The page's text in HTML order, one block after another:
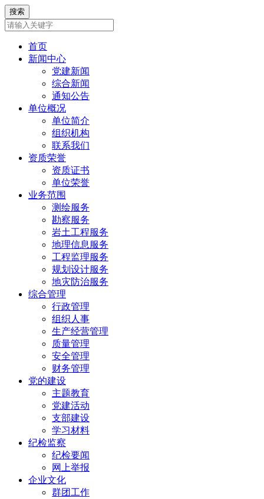
首页
新闻中心
党建新闻
综合新闻
通知公告
单位概况
单位简介
组织机构
联系我们
资质荣誉
资质证书
单位荣誉
业务范围
测绘服务
勘察服务
岩土工程服务
地理信息服务
工程监理服务
规划设计服务
地灾防治服务
综合管理
行政管理
组织人事
生产经营管理
质量管理
安全管理
财务管理
党的建设
主题教育
党建活动
支部建设
学习材料
纪检监察
纪检要闻
网上举报
企业文化
群团工作